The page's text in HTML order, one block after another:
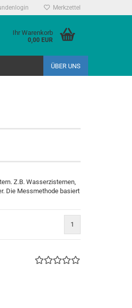
Merkzettel
Ihr Warenkorb
0,00 EUR
ÜBER UNS
Z.B. Wasserzisternen,
Die Messmethode basiert
1